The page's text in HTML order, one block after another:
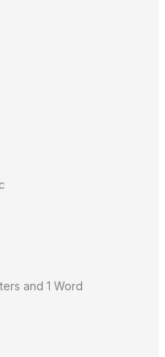
and 1 Word